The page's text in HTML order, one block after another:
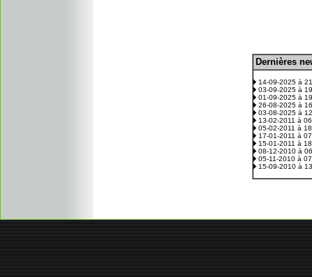
Dernières
14-09-2025 à
03-09-2025 à
01-09-2025 à
26-08-2025 à
03-08-2025 à
13-02-2011 à
05-02-2011 à
17-01-2011 à
15-01-2011 à
08-12-2010 à
05-11-2010 à
15-09-2010 à